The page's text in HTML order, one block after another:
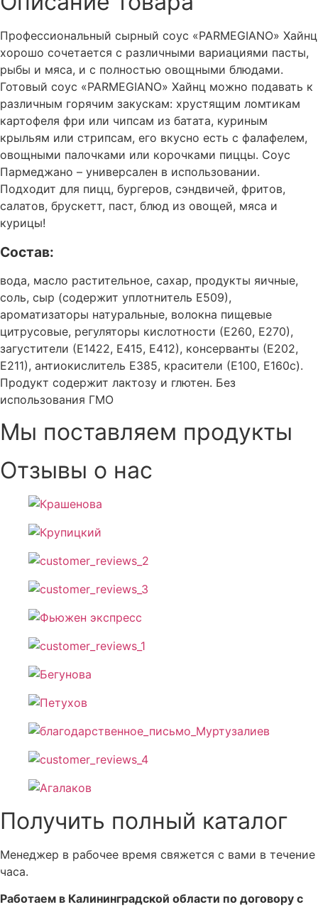
Профессиональный сырный соус «PARMEGIANO» Хайнц
хорошо сочетается с различными вариациями пасты,
рыбы и мяса, и с полностью овощными блюдами.
Готовый соус «PARMEGIANO» Хайнц можно подавать к
различным горячим закускам: хрустящим ломтикам
картофеля фри или чипсам из батата, куриным
крыльям или стрипсам, его вкусно есть с фалафелем,
овощными палочками или корочками пиццы. Соус
Пармеджано – универсален в использовании.
Подходит для пицц, бургеров, сэндвичей, фритов,
салатов, брускетт, паст, блюд из овощей, мяса и
курицы!
Состав:
вода, масло растительное, сахар, продукты яичные,
соль, сыр (содержит уплотнитель Е509),
ароматизаторы натуральные, волокна пищевые
цитрусовые, регуляторы кислотности (Е260, Е270),
загустители (Е1422, Е415, Е412), консерванты (Е202,
Е211), антиокислитель Е385, красители (Е100, Е160с).
Продукт содержит лактозу и глютен. Без
использования ГМО
Мы поставляем продукты
Отзывы о нас
Получить полный каталог
Менеджер в рабочее время свяжется с вами в течение
часа.
Работаем в Калининградской области по договору с